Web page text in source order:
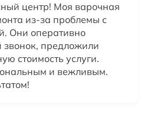
центр! Моя варочная
из-за проблемы с
Они оперативно
звонок, предложили
стоимость услуги.
и вежливым.